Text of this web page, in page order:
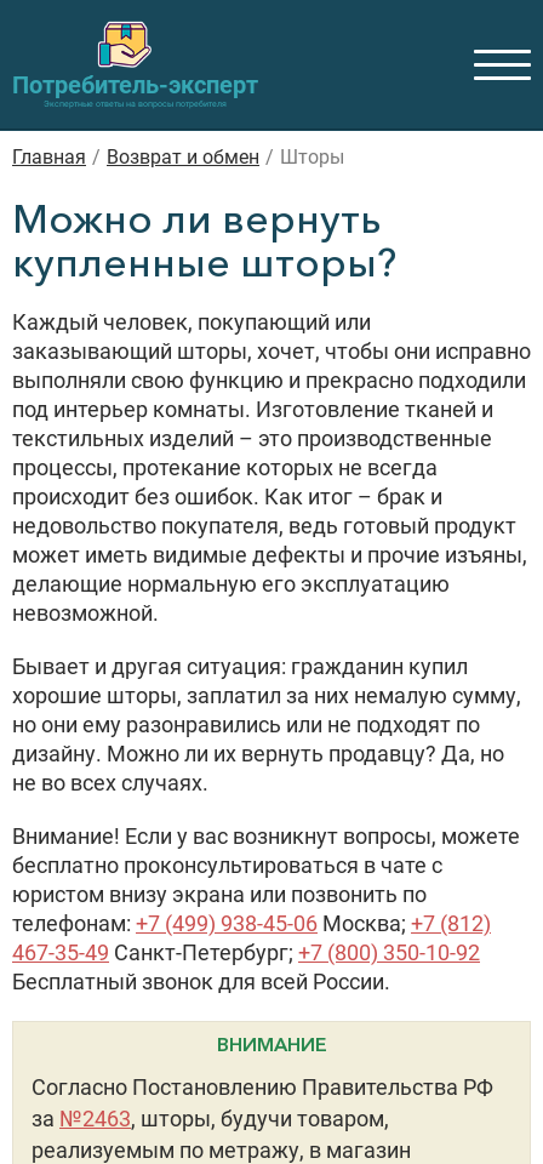
Потребитель-эксперт
Экспертные ответы на вопросы потребителя
Главная / Возврат и обмен / Шторы
Можно ли вернуть
купленные шторы?
Каждый человек, покупающий или
заказывающий шторы, хочет, чтобы они исправно
выполняли свою функцию и прекрасно подходили
под интерьер комнаты. Изготовление тканей и
текстильных изделий – это производственные
процессы, протекание которых не всегда
происходит без ошибок. Как итог – брак и
недовольство покупателя, ведь готовый продукт
может иметь видимые дефекты и прочие изъяны,
делающие нормальную его эксплуатацию
невозможной.
Бывает и другая ситуация: гражданин купил
хорошие шторы, заплатил за них немалую сумму,
но они ему разонравились или не подходят по
дизайну. Можно ли их вернуть продавцу? Да, но
не во всех случаях.
Внимание! Если у вас возникнут вопросы, можете
бесплатно проконсультироваться в чате с
юристом внизу экрана или позвонить по
телефонам: +7 (499) 938-45-06 Москва; +7 (812)
467-35-49 Санкт-Петербург; +7 (800) 350-10-92
Бесплатный звонок для всей России.
ВНИМАНИЕ
Согласно Постановлению Правительства РФ
за №2463, шторы, будучи товаром,
реализуемым по метражу, в магазин